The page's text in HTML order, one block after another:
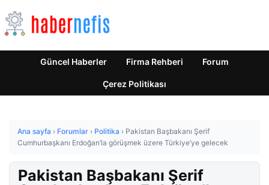
Güncel Haberler Firma Rehberi Forum
Çerez Politikası
Ana sayfa › Forumlar › Politika › Pakistan Başbakanı Şerif
Cumhurbaşkanı Erdoğan’la görüşmek üzere Türkiye’ye gelecek
Pakistan Başbakanı Şerif